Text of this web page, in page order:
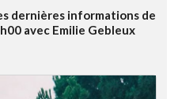
dernières informations de
avec Emilie Gebleux